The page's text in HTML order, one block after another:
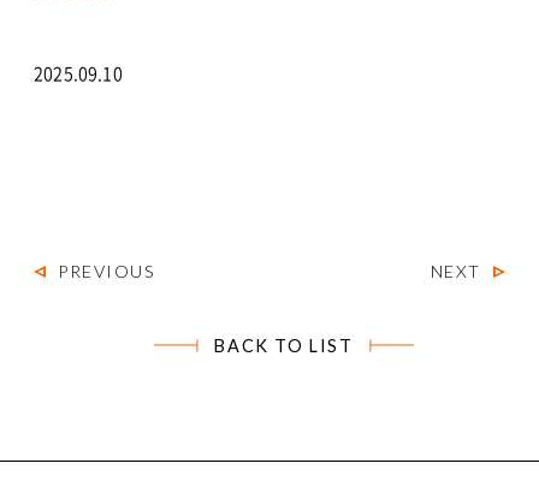
2025.09.10
PREVIOUS
BACK TO LIST
NEXT